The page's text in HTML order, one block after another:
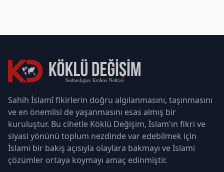
Sahih İslamî fikirlerin doğru algılanmasını, taşınmasını
ve en önemlisi de yaşanmasını esas almış bir
kuruluştur. Bu cihetle Köklü Değişim, İslam'ın fikri ve
siyasi yönünü toplum nezdinde var edebilmek için
İslami bir bakış açısıyla olaylara bakmayı ve İslami
çözümler ortaya koymayı amaç edinmiştir.